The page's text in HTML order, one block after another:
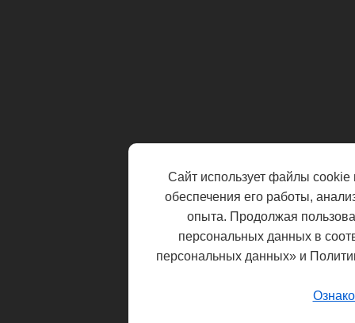
Сайт использует файлы cookie
обеспечения его работы,
опыта. Продолжая
персональных данных в
персональных данных» и